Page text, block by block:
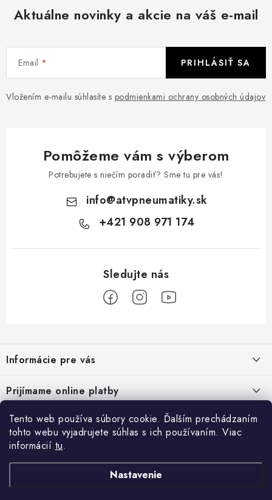
Tento web používa súbory cookie. Ďalším prechádzaním
tohto webu vyjadrujete súhlas s ich používaním. Viac
informácií tu.
Nastavenie
Aktuálne novinky a akcie na váš e-mail
Email
Vložením e-mailu súhlasíte s podmienkami ochrany osobných údajov
PRIHLÁSIŤ SA
Pomôžeme vám s výberom
Potrebujete s niečím poradiť? Sme tu pre vás!
info@atvpneumatiky.sk
+421 908 971 174
p
ä
t
Informácie pre vás
Reklamačný poriadok - formulár
Kontakt
Prijímame online platby
Prihlásenie
E-mail
Facebook
Posledné hodnotenie produktov